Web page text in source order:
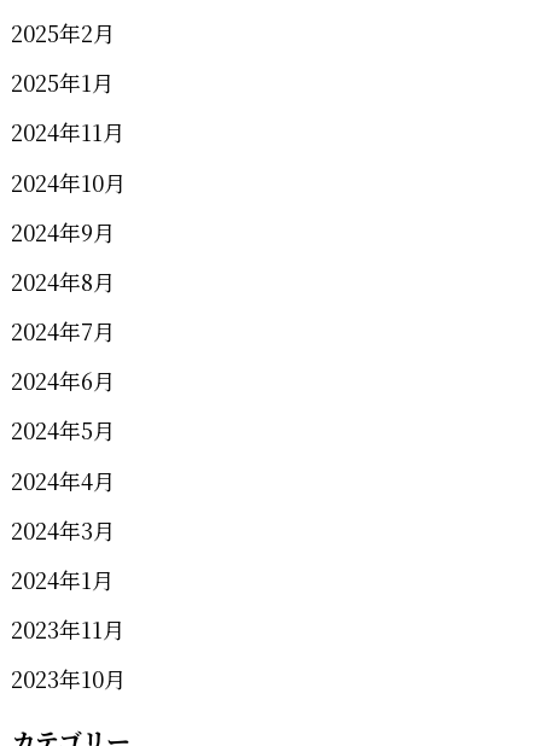
2025年2月
2025年1月
2024年11月
2024年10月
2024年9月
2024年8月
2024年7月
2024年6月
2024年5月
2024年4月
2024年3月
2024年1月
2023年11月
2023年10月